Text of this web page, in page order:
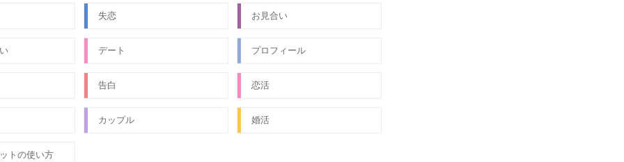
失恋 お見合い
デート プロフィール
告白 恋活
カップル 婚活
トの使い方